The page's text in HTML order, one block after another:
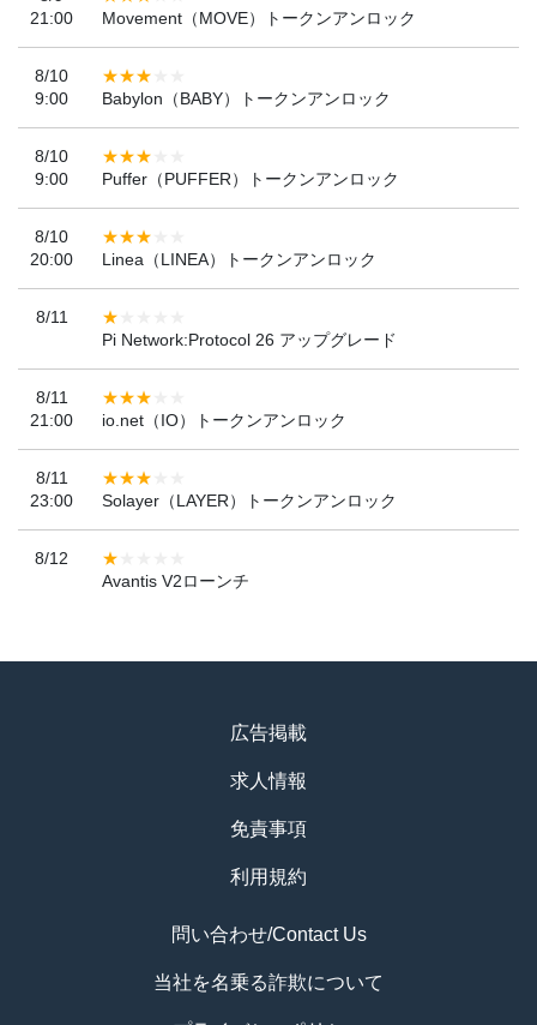
21:00
Movement（MOVE）トークンアンロック
8/10
9:00
Babylon（BABY）トークンアンロック
8/10
9:00
Puffer（PUFFER）トークンアンロック
8/10
20:00
Linea（LINEA）トークンアンロック
8/11
Pi Network:Protocol 26 アップグレード
8/11
21:00
io.net（IO）トークンアンロック
8/11
23:00
Solayer（LAYER）トークンアンロック
8/12
Avantis V2ローンチ
広告掲載
求人情報
免責事項
利用規約
問い合わせ/Contact Us
当社を名乗る詐欺について